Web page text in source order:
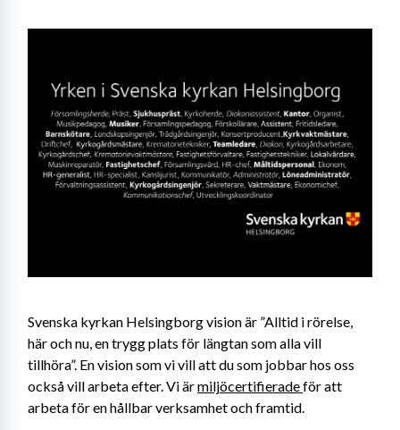
Svenska kyrkan Helsingborg vision är ”Alltid i rörelse,
här och nu, en trygg plats för längtan som alla vill
tillhöra”. En vision som vi vill att du som jobbar hos oss
också vill arbeta efter. Vi är miljöcertifierade för att
arbeta för en hållbar verksamhet och framtid.